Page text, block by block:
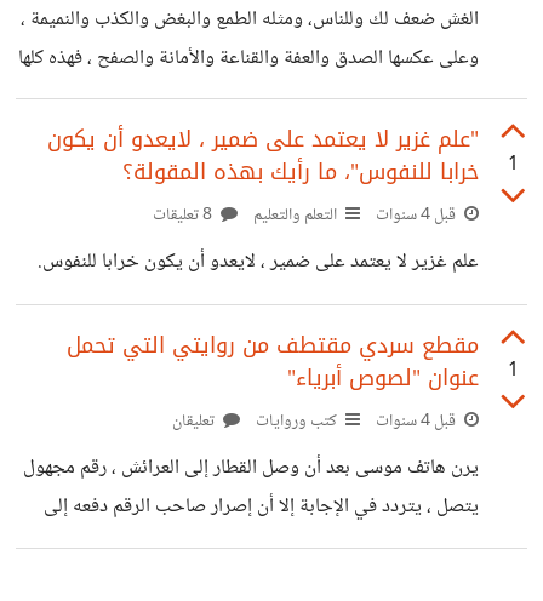
الغش ضعف لك وللناس، ومثله الطمع والبغض والكذب والنميمة ،
وعلى عكسها الصدق والعفة والقناعة والأمانة والصفح ، فهذه كلها
قوة وخير لك ولإخوانك من الناس ....إنك لن تصدق مع نفسك
حتى تحب الكون محبتك لنفسك، وعندئد تعرف أن المحبة
وحدها هي القوة التي لها الحق والحق الذي له القوة .
1
"علم غزير لا يعتمد على ضمير ، لايعدو أن يكون
خرابا للنفوس"، ما رأيك بهذه المقولة؟
قبل 4 سنوات التعلم والتعليم
علم غزير لا يعتمد على ضمير ، لايعدو أن يكون خرابا للنفوس.
1
مقطع سردي مقتطف من روايتي التي تحمل
عنوان "لصوص أبرياء"
قبل 4 سنوات كتب وروايات تعليقان
يرن هاتف موسى بعد أن وصل القطار إلى العرائش ، رقم مجهول
يتصل ، يتردد في الإجابة إلا أن إصرار صاحب الرقم دفعه إلى
فك طلاسم الخط ، فياليته لم ينتبه إليه وترك الرقم يرن هادئا ثم